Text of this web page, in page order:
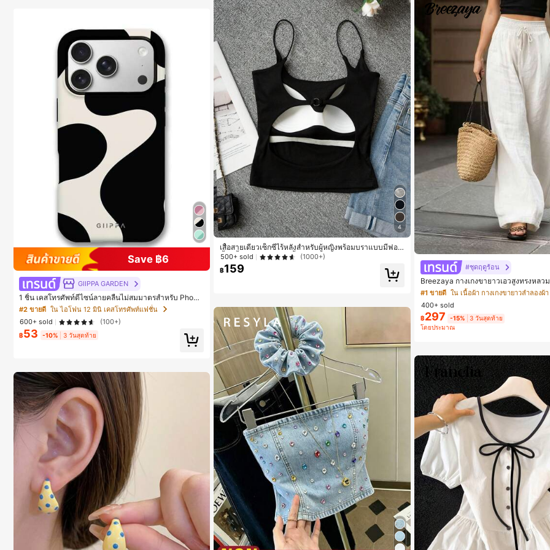
Save ฿6
GIIPPA GARDEN
1 ชิ้น เคสโทรศัพท์ดีไซน์ลายคลื่นไม่สมมาตรสำหรับ Phone
17 Pro Max, เหมาะสำหรับ Phone 16 Pro Max, 15 Pro M
ax, 14 Pro Max, เคสโทรศัพท์สไตล์เกาหลีและน่าสนใจ, เข้
ากันได้กับ 11/12/13/14/15/16 Pro Max Plus, ดีไซน์หรูหรา
เหมาะสำหรับทั้งชายและหญิง, ของขวัญในอุดมคติสำหรับค
ริสต์มาส, วันวาเลนไทน์, อีสเตอร์, ฤดูแต่งงานและวันเกิดสำ
#2 ขายดี ใน ไอโฟน 12 มินิ เคสโทรศัพท์แฟชั่น
600+ sold
(100+)
฿53 -10% 3 วันสุดท้าย
4
เสื้อสายเดี่ยวเซ็กซี่ไร้หลังสำหรับผู้หญิงพร้อมบราแบบมีฟอง
น้ำ, เสื้อกล้ามแขนกุด, เสื้อลำลองสีดำสำหรับฤดูร้อน
500+ sold (1000+)
฿159 #ชุดฤดูร้อน
Breezaya กางเกงขายาวเอวสูงทรงหล
ญิง สีขาวเรียบหรูสไตล์ชิค เหมาะสำหรับ
ดพักผ่อนฤดูร้อน ลุคสบายๆ ใส่ได้หลายโอ
วัน
#1 ขายดี ใน เนื้อผ้า กางเกงขายาวลำลองผ้า
400+ sold
฿297 -15%
3 วันสุดท้าย
โดยประมาณ